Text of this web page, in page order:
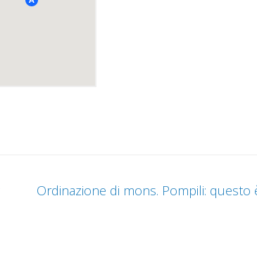
Ordinazione di mons. Pompili: questo